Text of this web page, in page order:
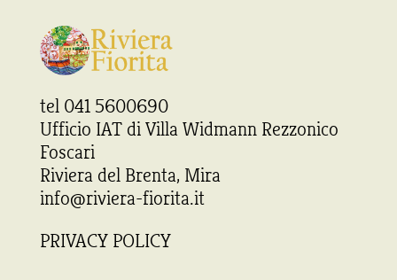
tel 041 5600690
Ufficio IAT di Villa Widmann Rezzonico
Foscari
Riviera del Brenta, Mira
info@riviera-fiorita.it
PRIVACY POLICY